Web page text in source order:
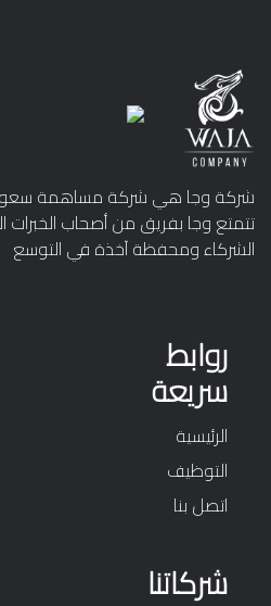
شركة وجا هي شركة مساهمة
تتمتع وجا بفريق من أصحاب
الشركاء ومحفظة آخذة في التوسع
روابط
سريعة
الرئيسية
التوظيف
اتصل بنا
شركاتنا